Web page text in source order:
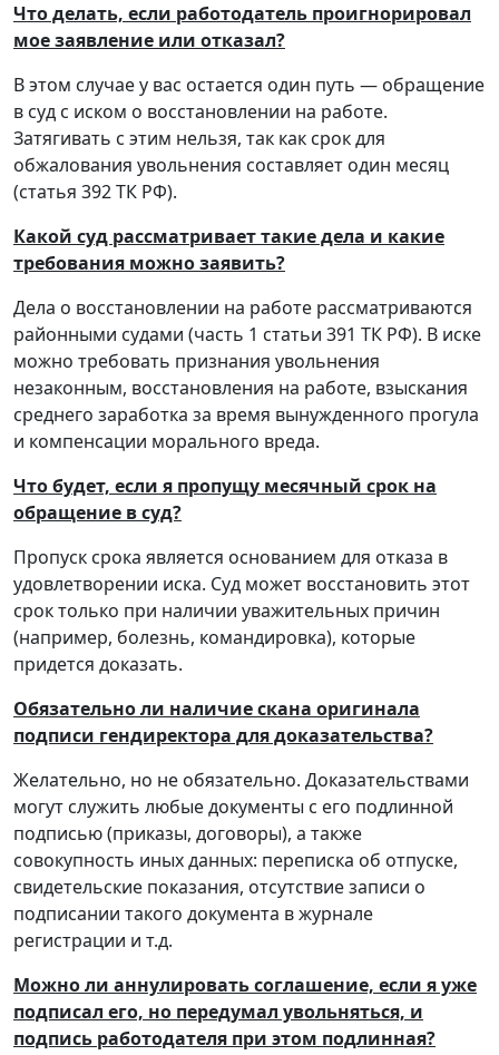
Что делать, если работодатель проигнорировал
мое заявление или отказал?
В этом случае у вас остается один путь — обращение
в суд с иском о восстановлении на работе.
Затягивать с этим нельзя, так как срок для
обжалования увольнения составляет один месяц
(статья 392 ТК РФ).
Какой суд рассматривает такие дела и какие
требования можно заявить?
Дела о восстановлении на работе рассматриваются
районными судами (часть 1 статьи 391 ТК РФ). В иске
можно требовать признания увольнения
незаконным, восстановления на работе, взыскания
среднего заработка за время вынужденного прогула
и компенсации морального вреда.
Что будет, если я пропущу месячный срок на
обращение в суд?
Пропуск срока является основанием для отказа в
удовлетворении иска. Суд может восстановить этот
срок только при наличии уважительных причин
(например, болезнь, командировка), которые
придется доказать.
Обязательно ли наличие скана оригинала
подписи гендиректора для доказательства?
Желательно, но не обязательно. Доказательствами
могут служить любые документы с его подлинной
подписью (приказы, договоры), а также
совокупность иных данных: переписка об отпуске,
свидетельские показания, отсутствие записи о
подписании такого документа в журнале
регистрации и т.д.
Можно ли аннулировать соглашение, если я уже
подписал его, но передумал увольняться, и
подпись работодателя при этом подлинная?